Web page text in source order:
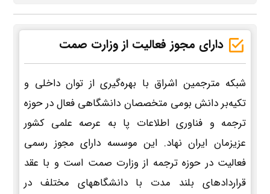
دارای مجوز فعالیت از وزارت صمت
شبکه مترجمین اشراق با بهره‌گیری از توان داخلی و
تکیه‌بر دانش بومی متخصصان دانشگاهی فعال در حوزه
ترجمه و فناوری اطلاعات پا به عرصه علمی کشور
عزیزمان ایران نهاد. این موسسه دارای مجوز رسمی
فعالیت در حوزه ترجمه از وزارت صمت است و با عقد
قراردادهای بلند مدت با دانشگاههای مختلف در